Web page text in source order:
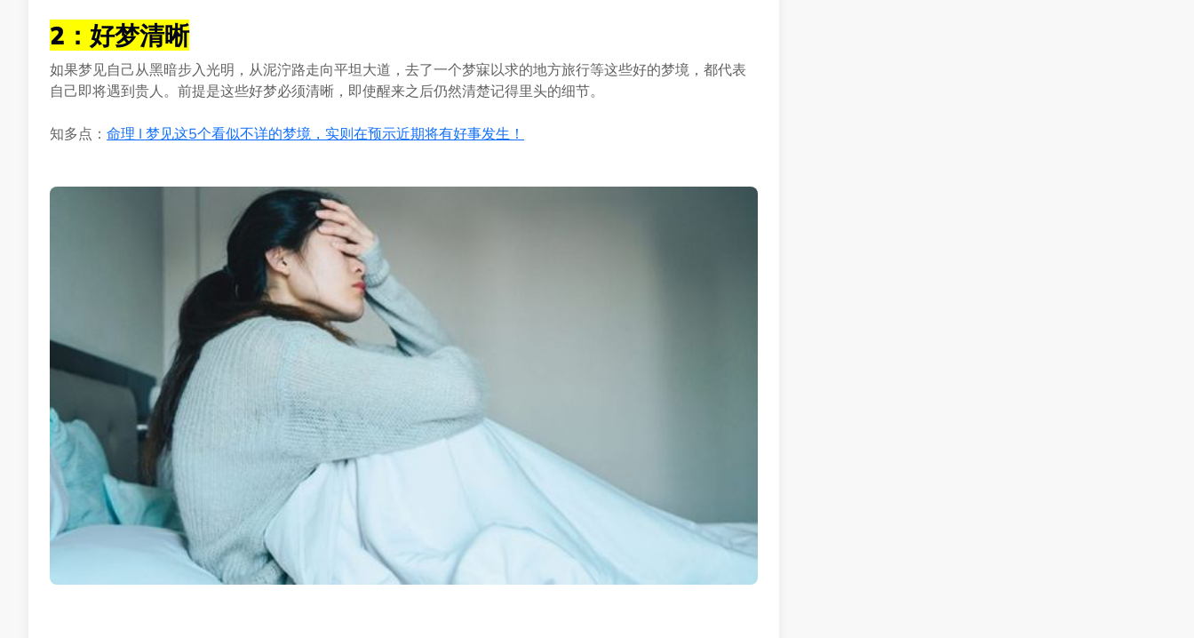
2：好梦清晰
如果梦见自己从黑暗步入光明，从泥泞路走向平坦大道，去了一个梦寐以求的地方旅行等这些好的梦境，都代表
自己即将遇到贵人。前提是这些好梦必须清晰，即使醒来之后仍然清楚记得里头的细节。
知多点： 命理 I 梦见这5个看似不详的梦境，实则在预示近期将有好事发生！